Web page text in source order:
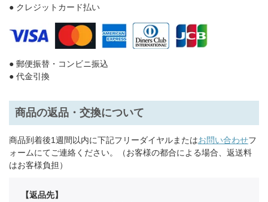
● クレジットカード払い
● 郵便振替・コンビニ振込
● 代金引換
商品の返品・交換について
商品到着後1週間以内に下記フリーダイヤルまたはお問い合わせフ
ォームにてご連絡ください。（お客様の都合による場合、返送料
はお客様負担）
【返品先】